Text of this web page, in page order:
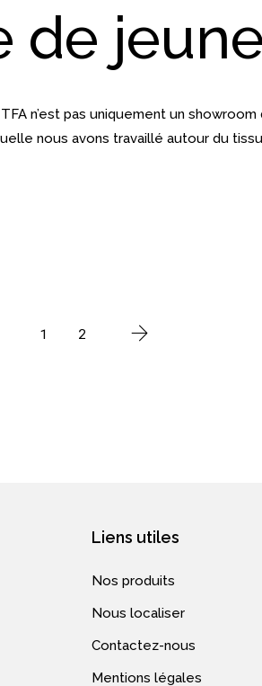
de
n’est pas uniquement un
nous avons travaillé autour du
1 2
Liens utiles
Nos produits
Nous localiser
Contactez-nous
Mentions légales